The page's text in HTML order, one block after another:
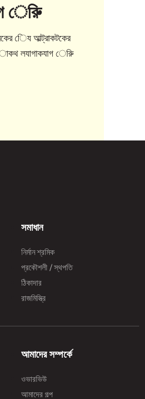
েরুি
েিয আল্ট্রাকটকের
লযাগাকযাগ েরুি
সমাধান
নির্মান শ্রমিক
প্রকৌশলী / স্থপতি
ঠিকাদার
রাজমিস্ত্রি
আমাদের সম্পর্কে
ওভারভিউ
আমাদের গল্প